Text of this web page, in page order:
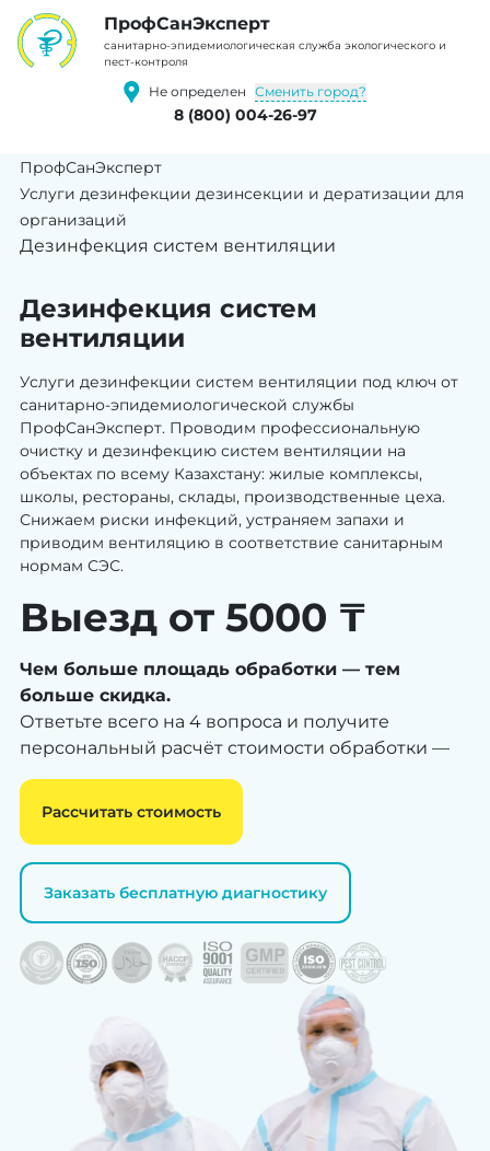
ПрофCанЭксперт
cанитарно-эпидемиологическая служба экологического и
пест-контроля
Не определен Сменить город?
8 (800) 004-26-97
ПрофСанЭксперт
Услуги дезинфекции дезинсекции и дератизации для
организаций
Дезинфекция систем вентиляции
Дезинфекция систем
вентиляции
Услуги дезинфекции систем вентиляции под ключ от
санитарно-эпидемиологической службы
ПрофСанЭксперт. Проводим профессиональную
очистку и дезинфекцию систем вентиляции на
объектах по всему Казахстану: жилые комплексы,
школы, рестораны, склады, производственные цеха.
Снижаем риски инфекций, устраняем запахи и
приводим вентиляцию в соответствие санитарным
нормам СЭС.
Выезд от 5000 ₸
Чем больше площадь обработки — тем
больше скидка.
Ответьте всего на 4 вопроса и получите
персональный расчёт стоимости обработки —
Рассчитать стоимость
Заказать бесплатную диагностику